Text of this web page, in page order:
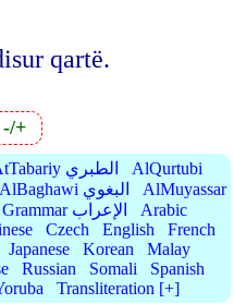
qartë.
-/+
AtTabariy الطبري
AlQurtubi
AlBaghawi البغوي
AlMuyassar
Grammar الإعراب
Arabic
Czech English
French
Japanese Korean
Malay
Russian Somali
Spanish
Transliteration [+]